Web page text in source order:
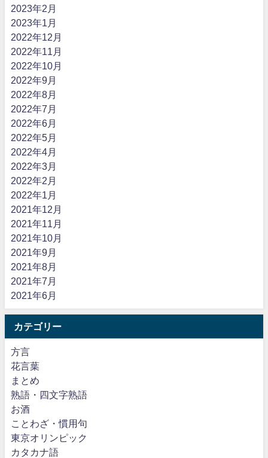
2023年2月
2023年1月
2022年12月
2022年11月
2022年10月
2022年9月
2022年8月
2022年7月
2022年6月
2022年5月
2022年4月
2022年3月
2022年2月
2022年1月
2021年12月
2021年11月
2021年10月
2021年9月
2021年8月
2021年7月
2021年6月
カテゴリー
方言
花言葉
まとめ
熟語・四文字熟語
お酒
ことわざ・慣用句
東京オリンピック
カタカナ語